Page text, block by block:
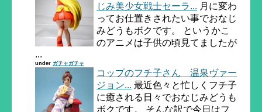
じみ美少女戦士セーラ... 月に変わ
ってお仕置きされたい事でおなじ
みどうもボクです。 というかこ
のアニメは子供の頃見てましたが
...
under ガチャガチャ
コップのフチ子さん 温泉ヴァー
ジョン... 最近色々と忙しくフチ子
に癒される日々でおなじみどうも
ボクです。 そんな訳で今日はフ